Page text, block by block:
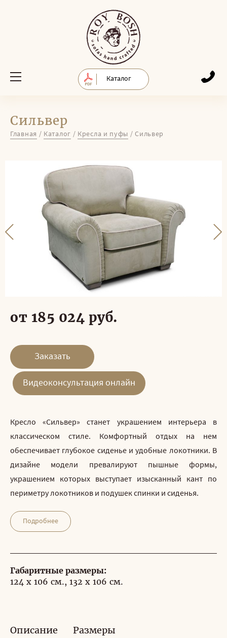
Каталог
Сильвер
Главная / Каталог / Кресла и пуфы / Сильвер
от 185 024 руб.
Заказать
Видеоконсультация онлайн
Кресло «Сильвер» станет украшением интерьера в
классическом стиле. Комфортный отдых на нем
обеспечивает глубокое сиденье и удобные локотники. В
дизайне модели превалируют пышные формы,
украшением которых выступает изысканный кант по
периметру локотников и подушек спинки и сиденья.
Подробнее
Габаритные размеры:
124 x 106 см., 132 x 106 см.
Описание Размеры